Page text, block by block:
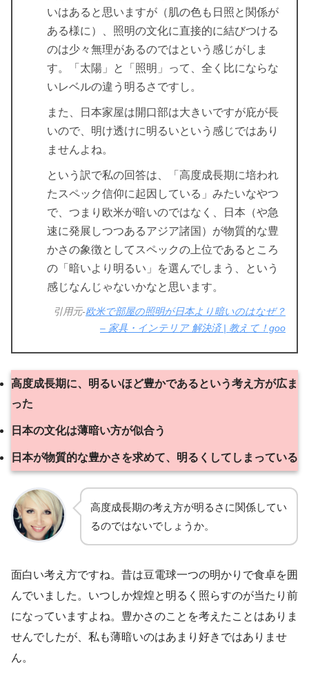
いはあると思いますが（肌の色も日照と関係が
ある様に）、照明の文化に直接的に結びつける
のは少々無理があるのではという感じがしま
す。「太陽」と「照明」って、全く比にならな
いレベルの違う明るさですし。
また、日本家屋は開口部は大きいですが庇が長
いので、明け透けに明るいという感じではあり
ませんよね。
という訳で私の回答は、「高度成長期に培われ
たスペック信仰に起因している」みたいなやつ
で、つまり欧米が暗いのではなく、日本（や急
速に発展しつつあるアジア諸国）が物質的な豊
かさの象徴としてスペックの上位であるところ
の「暗いより明るい」を選んでしまう、という
感じなんじゃないかなと思います。
引用元-欧米で部屋の照明が日本より暗いのはなぜ？
– 家具・インテリア 解決済 | 教えて！goo
高度成長期に、明るいほど豊かであるという考え方が広ま
った
日本の文化は薄暗い方が似合う
日本が物質的な豊かさを求めて、明るくしてしまっている
高度成長期の考え方が明るさに関係してい
るのではないでしょうか。
面白い考え方ですね。昔は豆電球一つの明かりで食卓を囲
んでいました。いつしか煌煌と明るく照らすのが当たり前
になっていますよね。豊かさのことを考えたことはありま
せんでしたが、私も薄暗いのはあまり好きではありませ
ん。